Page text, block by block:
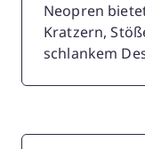
Neopren
Kratzern,
schlankem
27,5 cm –